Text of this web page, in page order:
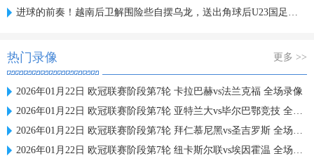
进球的前奏！越南后卫解围险些自摆乌龙，送出角球后U23国足破门
热门录像 更多 >>
2026年01月22日 欧冠联赛阶段第7轮 卡拉巴赫vs法兰克福 全场录像
2026年01月22日 欧冠联赛阶段第7轮 亚特兰大vs毕尔巴鄂竞技 全场录像
2026年01月22日 欧冠联赛阶段第7轮 拜仁慕尼黑vs圣吉罗斯 全场录像
2026年01月22日 欧冠联赛阶段第7轮 纽卡斯尔联vs埃因霍温 全场录像